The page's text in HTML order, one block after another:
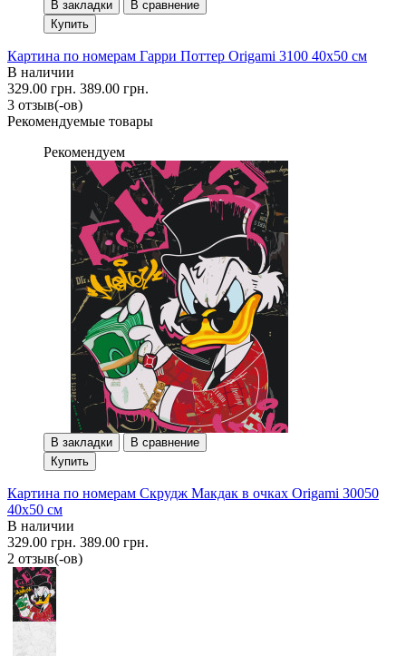
В закладки
В сравнение
Купить
Картина по номерам Гарри Поттер Origami 3100 40x50 см
В наличии
329.00 грн. 389.00 грн.
3 отзыв(-ов)
Рекомендуемые товары
Рекомендуем
В закладки
В сравнение
Купить
Картина по номерам Скрудж Макдак в очках Origami 30050
40x50 см
В наличии
329.00 грн. 389.00 грн.
2 отзыв(-ов)